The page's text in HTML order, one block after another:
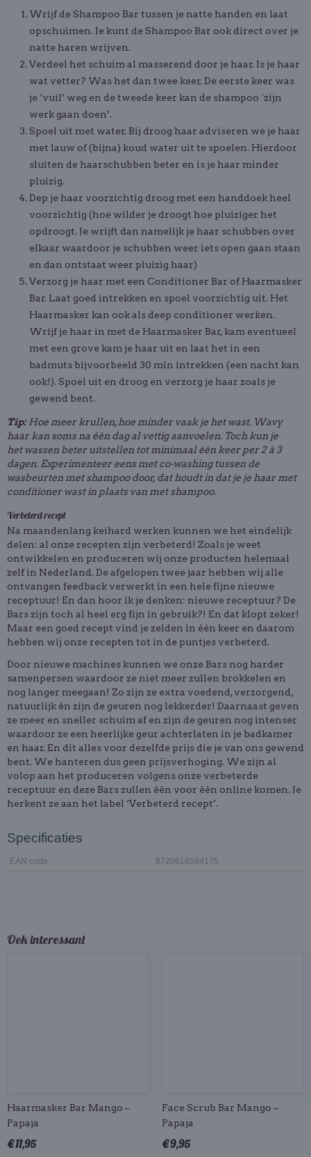
Wrijf de Shampoo Bar tussen je natte handen en laat
opschuimen. Je kunt de Shampoo Bar ook direct over je
natte haren wrijven.
Verdeel het schuim al masserend door je haar. Is je haar
wat vetter? Was het dan twee keer. De eerste keer was
je ‘vuil’ weg en de tweede keer kan de shampoo `zijn
werk gaan doen’.
Spoel uit met water. Bij droog haar adviseren we je haar
met lauw of (bijna) koud water uit te spoelen. Hierdoor
sluiten de haarschubben beter en is je haar minder
pluizig.
Dep je haar voorzichtig droog met een handdoek heel
voorzichtig (hoe wilder je droogt hoe pluiziger het
opdroogt. Je wrijft dan namelijk je haar schubben over
elkaar waardoor je schubben weer iets open gaan staan
en dan ontstaat weer pluizig haar)
Verzorg je haar met een Conditioner Bar ofHaarmasker
Bar. Laat goed intrekken en spoel voorzichtig uit. Het
Haarmasker kan ook als deep conditioner werken.
Wrijf je haar in met de Haarmasker Bar, kam eventueel
met een grove kam je haar uit en laat het in een
badmuts bijvoorbeeld 30 min intrekken (een nacht kan
ook!). Spoel uit en droog en verzorg je haar zoals je
gewend bent.
Tip: Hoe meer krullen, hoe minder vaak je het wast. Wavy
haar kan soms na één dag al vettig aanvoelen. Toch kun je
het wassen beter uitstellen tot minimaal één keer per 2 à 3
dagen. Experimenteer eens met co-washing tussen de
wasbeurten met shampoo door, dat houdt in dat je je haar met
conditioner wast in plaats van met shampoo.
Verbeterd recept
Na maandenlang keihard werken kunnen we het eindelijk
delen: al onze recepten zijn verbeterd! Zoals je weet
ontwikkelen en produceren wij onze producten helemaal
zelf in Nederland. De afgelopen twee jaar hebben wij alle
ontvangen feedback verwerkt in een hele fijne nieuwe
receptuur! En dan hoor ik je denken: nieuwe receptuur? De
Bars zijn toch al heel erg fijn in gebruik?! En dat klopt zeker!
Maar een goed recept vind je zelden in één keer en daarom
hebben wij onze recepten tot in de puntjes verbeterd.
Door nieuwe machines kunnen we onze Bars nog harder
samenpersen waardoor ze niet meer zullen brokkelen en
nog langer meegaan! Zo zijn ze extra voedend, verzorgend,
natuurlijk én zijn de geuren nog lekkerder! Daarnaast geven
ze meer en sneller schuim af en zijn de geuren nog intenser
waardoor ze een heerlijke geur achterlaten in je badkamer
en haar. En dit alles voor dezelfde prijs die je van ons gewend
bent. We hanteren dus geen prijsverhoging. We zijn al
volop aan het produceren volgens onze verbeterde
receptuur en deze Bars zullen één voor één online komen. Je
herkent ze aan het label ‘Verbeterd recept’.
Specificaties
EAN code 8720618584175
Ook interessant
Haarmasker Bar Mango –
Papaja
€ 11,95
Face Scrub Bar Mango –
Papaja
€ 9,95